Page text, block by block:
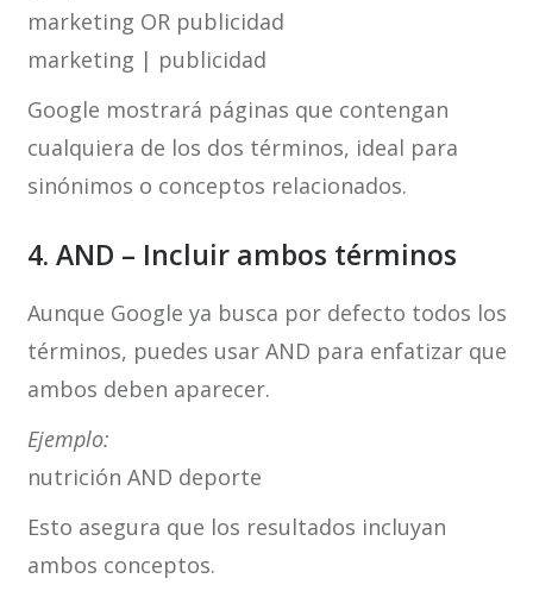
marketing OR publicidad
marketing | publicidad
Google mostrará páginas que contengan
cualquiera de los dos términos, ideal para
sinónimos o conceptos relacionados.
4. AND – Incluir ambos términos
Aunque Google ya busca por defecto todos los
términos, puedes usar AND para enfatizar que
ambos deben aparecer.
Ejemplo:
nutrición AND deporte
Esto asegura que los resultados incluyan
ambos conceptos.